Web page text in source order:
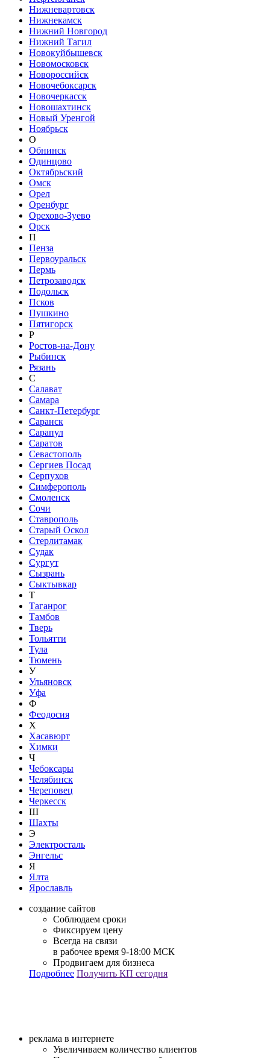
Нижневартовск
Нижнекамск
Нижний Новгород
Нижний Тагил
Новокуйбышевск
Новомосковск
Новороссийск
Новочебоксарск
Новочеркасск
Новошахтинск
Новый Уренгой
Ноябрьск
О
Обнинск
Одинцово
Октябрьский
Омск
Орел
Оренбург
Орехово-Зуево
Орск
П
Пенза
Первоуральск
Пермь
Петрозаводск
Подольск
Псков
Пушкино
Пятигорск
Р
Ростов-на-Дону
Рыбинск
Рязань
С
Салават
Самара
Санкт-Петербург
Саранск
Сарапул
Саратов
Севастополь
Сергиев Посад
Серпухов
Симферополь
Смоленск
Сочи
Ставрополь
Старый Оскол
Стерлитамак
Судак
Сургут
Сызрань
Сыктывкар
Т
Таганрог
Тамбов
Тверь
Тольятти
Тула
Тюмень
У
Ульяновск
Уфа
Ф
Феодосия
Х
Хасавюрт
Химки
Ч
Чебоксары
Челябинск
Череповец
Черкесск
Ш
Шахты
Э
Электросталь
Энгельс
Я
Ялта
Ярославль
создание сайтов
Соблюдаем сроки
Фиксируем цену
Всегда на связи
в рабочее время 9-18:00 МСК
Продвигаем для бизнеса
Подробнее Получить КП сегодня
реклама в интернете
Увеличиваем количество клиентов